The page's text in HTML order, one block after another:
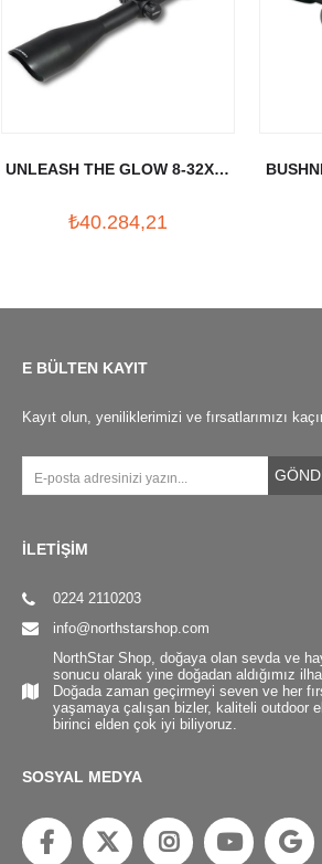
UNLEASH THE GLOW 8-32X56
₺40.284,21
E BÜLTEN KAYIT
Kayıt olun, yeniliklerimizi ve fırsatlarımızı
İLETİŞİM
0224 2110203
info@northstarshop.com
NorthStar Shop, doğaya olan sevda ve
sonucu olarak yine doğadan aldığımız
Doğada zaman geçirmeyi seven ve her
yaşamaya çalışan bizler, kaliteli outdoor
birinci elden çok iyi biliyoruz.
SOSYAL MEDYA